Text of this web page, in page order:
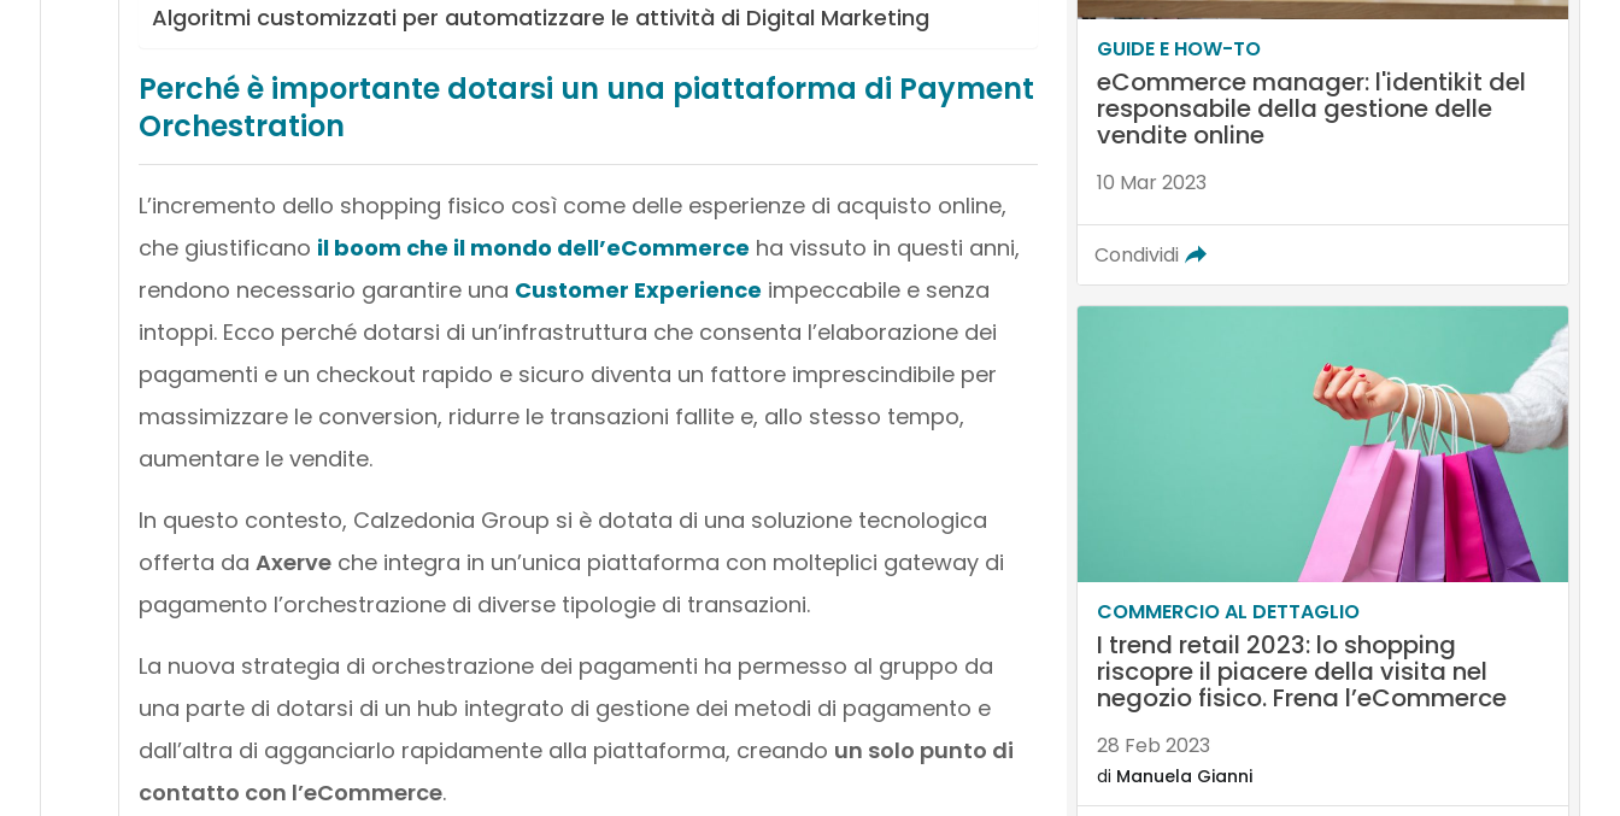
Algoritmi customizzati per automatizzare le attività di Digital Marketing
Perché è importante dotarsi un una piattaforma di Payment
Orchestration
L’incremento dello shopping fisico così come delle esperienze di acquisto online,
che giustificano il boom che il mondo dell’eCommerce ha vissuto in questi anni,
rendono necessario garantire una Customer Experience impeccabile e senza
intoppi. Ecco perché dotarsi di un’infrastruttura che consenta l’elaborazione dei
pagamenti e un checkout rapido e sicuro diventa un fattore imprescindibile per
massimizzare le conversion, ridurre le transazioni fallite e, allo stesso tempo,
aumentare le vendite.
In questo contesto, Calzedonia Group si è dotata di una soluzione tecnologica
offerta da Axerveche integra in un’unica piattaforma con molteplici gateway di
pagamento l’orchestrazione di diverse tipologie di transazioni.
La nuova strategia di orchestrazione dei pagamenti ha permesso al gruppo da
una parte di dotarsi di un hub integrato di gestione dei metodi di pagamento e
dall’altra di agganciarlo rapidamente alla piattaforma, creando un solo punto di
contatto con l’eCommerce.
GUIDE E HOW-TO
eCommerce manager: l'identikit del
responsabile della gestione delle
vendite online
10 Mar 2023
Condividi
COMMERCIO AL DETTAGLIO
I trend retail 2023: lo shopping
riscopre il piacere della visita nel
negozio fisico. Frena l’eCommerce
28 Feb 2023
di Manuela Gianni